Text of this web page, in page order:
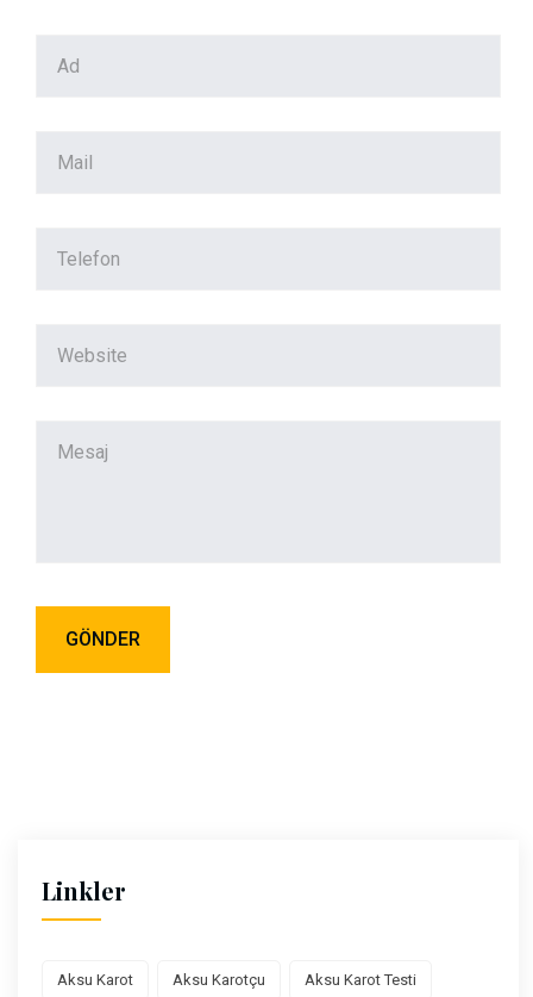
Linkler
Aksu Karot Aksu Karotçu Aksu Karot Testi